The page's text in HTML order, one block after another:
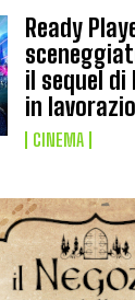
Ready
il sequel di
in
CINEMA